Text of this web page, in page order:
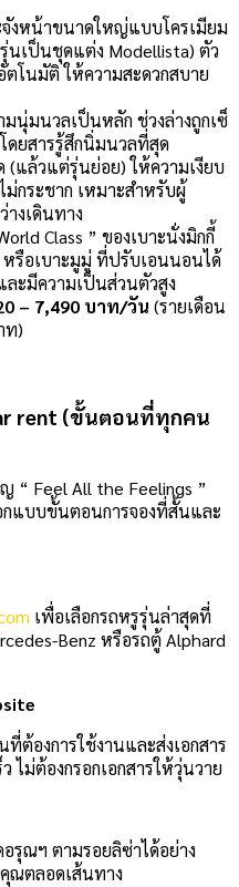
งหน้าขนาดใหญ่แบบโครเมียม
นเป็นชุดแต่ง Modellista) ตัว
โนมัติ ให้ความสะดวกสบาย
มนุ่มนวลเป็นหลัก ช่วงล่างถูกเซ็
ดยสารรู้สึกนิ่มนวลที่สุด
(แล้วแต่รุ่นย่อย) ให้ความเงียบ
กระชาก เหมาะสำหรับผู้
งเดินทาง
Class ” ของเบาะนั่งมิกกี้
หรือเบาะมูมู่ ที่ปรับเอนนอนได้
ละมีความเป็นส่วนตัวสูง
– 7,490 บาท/วัน (รายเดือน
ท)
rent (ขั้นตอนที่ทุกคน
“ Feel All the Feelings ”
แบบขั้นตอนการจองที่สั้นและ
เพื่อเลือกรถหรูรุ่นล่าสุดที่
Benz หรือรถตู้ Alphard
ต้องการใช้งานและส่งเอกสาร
ไม่ต้องกรอกเอกสารให้วุ่นวาย
รุณฯ ตามรอยลิซ่าได้อย่าง
ณตลอดเส้นทาง